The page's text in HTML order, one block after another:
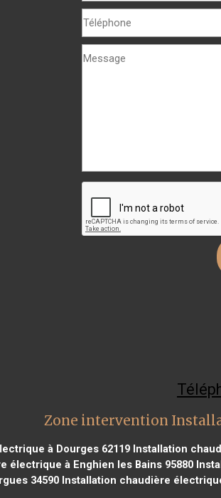
Zone intervention
à Dourges 62119 Installation
électrique à Enghien les Bains 95880
34590 Installation chaudière